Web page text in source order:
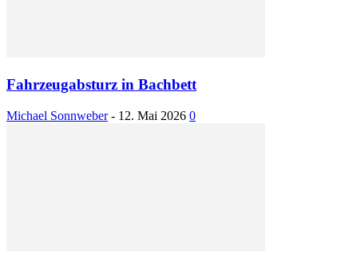
Fahrzeugabsturz in Bachbett
Michael Sonnweber - 12. Mai 2026 0